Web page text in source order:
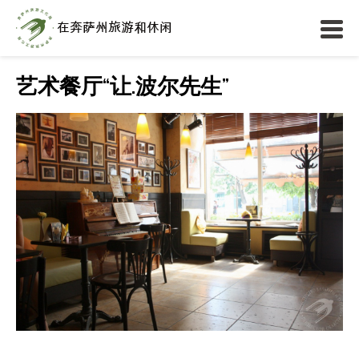
艺术餐厅“让.波尔先生”